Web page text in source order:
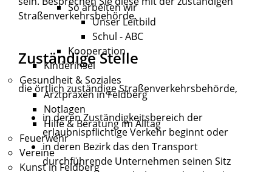
So arbeiten wir
Unser Leitbild
Schul - ABC
Kooperation
Kinderinsel
Gesundheit & Soziales
Arztpraxen in Feldberg
Notlagen
Hilfe & Beratung im Alltag
Feuerwehr
Vereine
Kunst in Feldberg
Straßenverkehrsbehörde.
Zuständige Stelle
die örtlich zuständige Straßenverkehrsbehörde,
in deren Zuständigkeitsbereich der
erlaubnispflichtige Verkehr beginnt oder
in deren Bezirk das den Transport
durchführende Unternehmen seinen Sitz